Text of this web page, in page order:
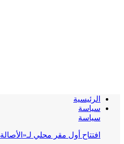
الرئيسية
سياسة
سياسة
افتتاح أول مقر محلي